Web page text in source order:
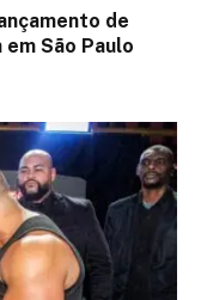
de
São Paulo